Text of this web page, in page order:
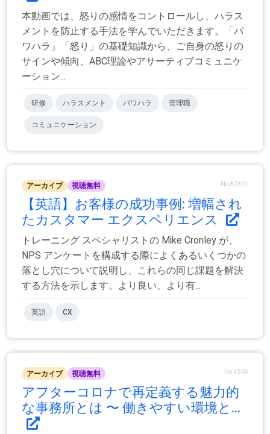
本動画では、怒りの感情をコントロールし、ハラス
メントを防止する手法を学んでいただきます。「パ
ワハラ」「怒り」の基礎知識から、ご自身の怒りの
サインや傾向、ABC理論やアサーティブコミュニケ
ーション...
研修 ハラスメント パワハラ 管理職
コミュニケーション
アーカイブ 視聴無料 No.87813
【英語】お客様の成功事例: 増幅され
たカスタマー エクスペリエンス
トレーニング スペシャリストの Mike Cronley が、
NPS アンケートを構成する際によくあるいくつかの
落とし穴について説明し、これらの同じ課題を解決
する方法を示します。より良い、より有...
英語 CX
アーカイブ 視聴無料 No.4565
アフターコロナで再定義する魅力的
な事務所とは 〜 働きやすい環境と...